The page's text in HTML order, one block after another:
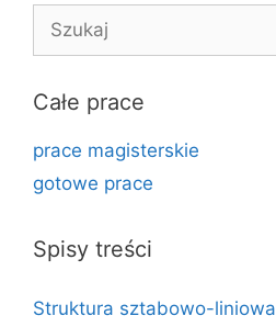
Szukaj
Całe prace
prace magisterskie
gotowe prace
Spisy treści
Struktura sztabowo-liniowa